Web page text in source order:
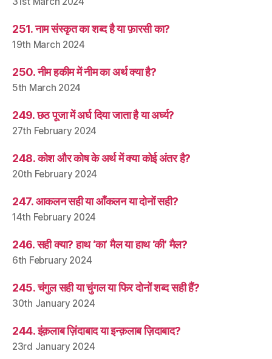
251. नाम संस्कृत का शब्द है या फ़ारसी का?
19th March 2024
250. नीम हकीम में नीम का अर्थ क्या है?
5th March 2024
249. छठ पूजा में अर्घ दिया जाता है या अर्घ्य?
27th February 2024
248. कोश और कोष के अर्थ में क्या कोई अंतर है?
20th February 2024
247. आकलन सही या आँकलन या दोनों सही?
14th February 2024
246. सही क्या? हाथ ‘का’ मैल या हाथ ‘की’ मैल?
6th February 2024
245. चंगुल सही या चुंगल या फिर दोनों शब्द सही हैं?
30th January 2024
244. इंक़लाब ज़िंदाबाद या इन्क़लाब ज़िदाबाद?
23rd January 2024